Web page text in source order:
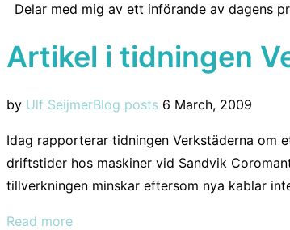
Delar med mig av ett införande av dagens
Artikel i tidningen
by Ulf SeijmerBlog postsPosted
6 March, 2009
Idag rapporterar tidningen Verkstäderna om
driftstider hos maskiner vid Sandvik
tillverkningen minskar eftersom nya kablar
Read more“Artikel